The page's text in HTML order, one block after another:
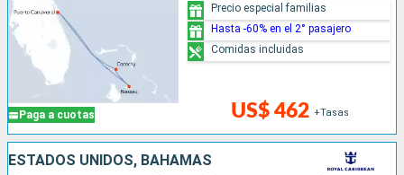
Paga a cuotas US$ 462 +Tasas
Precio especial familias
Hasta -60% en el 2° pasajero
Comidas incluidas
ESTADOS UNIDOS, BAHAMAS